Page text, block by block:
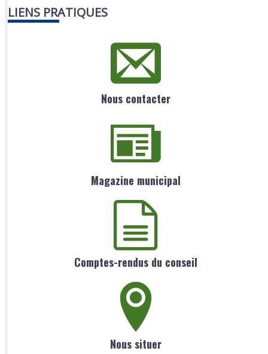
LIENS PRATIQUES
Nous contacter
Magazine municipal
Comptes-rendus du conseil
Nous situer